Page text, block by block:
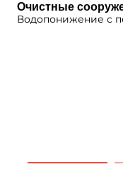
Очистные
Водопонижение с